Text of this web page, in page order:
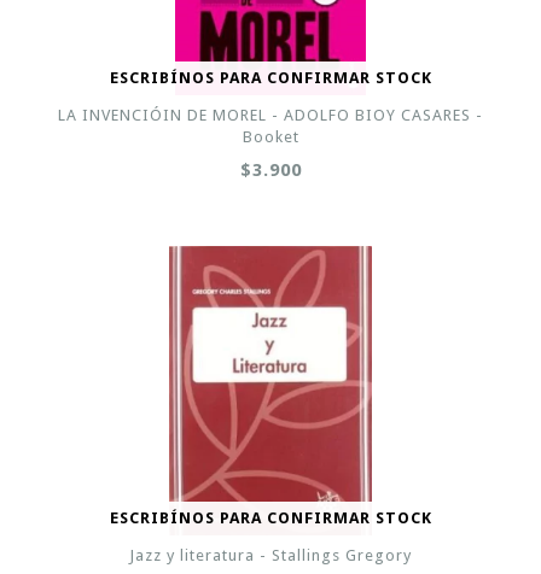
ESCRIBÍNOS PARA CONFIRMAR STOCK
LA INVENCIÓIN DE MOREL - ADOLFO BIOY CASARES -
Booket
$3.900
ESCRIBÍNOS PARA CONFIRMAR STOCK
Jazz y literatura - Stallings Gregory